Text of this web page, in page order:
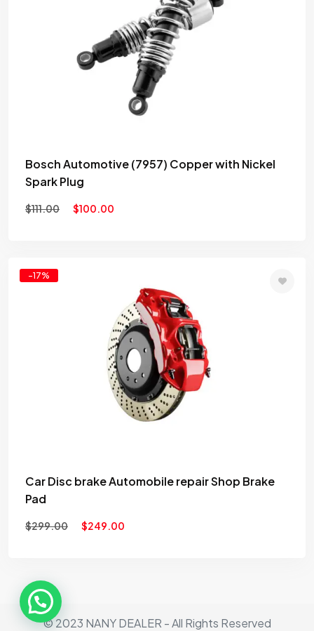
Bosch Automotive (7957) Copper with Nickel
Spark Plug
$111.00 $100.00
-17%
Car Disc brake Automobile repair Shop Brake
Pad
$299.00 $249.00
© 2023 NANY DEALER - All Rights Reserved